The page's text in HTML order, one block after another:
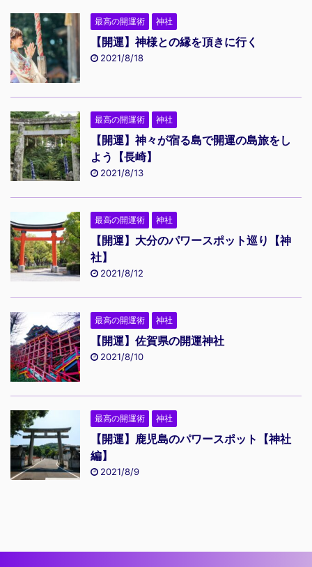
最高の開運術 神社
【開運】神様との縁を頂きに行く
2021/8/18
最高の開運術 神社
【開運】神々が宿る島で開運の島旅をし
よう【長崎】
2021/8/13
最高の開運術 神社
【開運】大分のパワースポット巡り【神
社】
2021/8/12
最高の開運術 神社
【開運】佐賀県の開運神社
2021/8/10
最高の開運術 神社
【開運】鹿児島のパワースポット【神社
編】
2021/8/9